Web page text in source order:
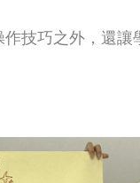
技巧之外，還